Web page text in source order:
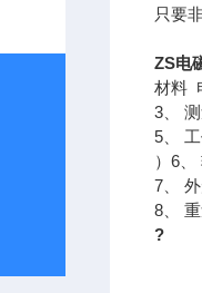
只要
ZS电
材料
3、
5、
）6
7、
8、
?